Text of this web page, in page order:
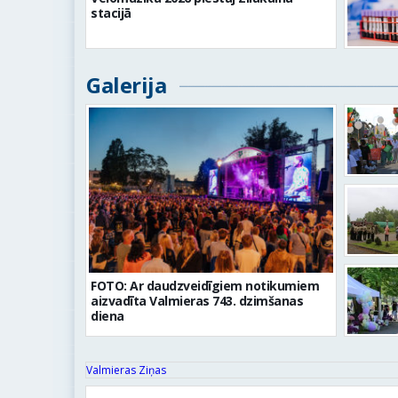
stacijā
Galerija
FOTO: Ar daudzveidīgiem notikumiem
aizvadīta Valmieras 743. dzimšanas
diena
Valmieras Ziņas